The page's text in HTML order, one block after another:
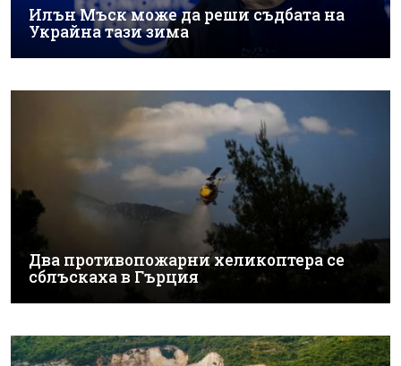
Илън Мъск може да реши съдбата на
Украйна тази зима
Два противопожарни хеликоптера се
сблъскаха в Гърция